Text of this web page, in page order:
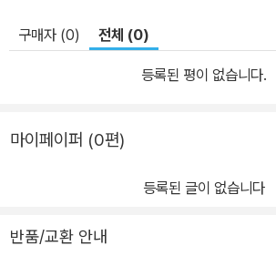
구매자 (0) 전체 (0)
등록된 평이 없습니다.
마이페이퍼 (0편)
등록된 글이 없습니다
반품/교환 안내